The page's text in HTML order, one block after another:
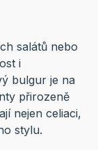
salátů nebo
i
bulgur je na
přirozeně
nejen celiaci,
stylu.